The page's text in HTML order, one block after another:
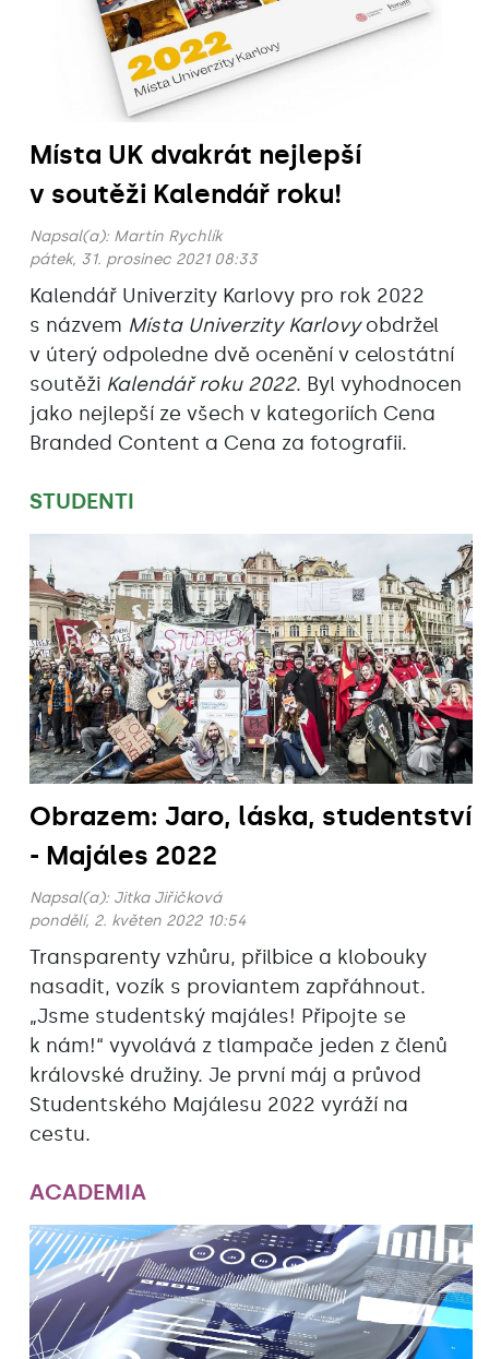
Místa UK dvakrát nejlepší
v soutěži Kalendář roku!
Napsal(a): Martin Rychlík
pátek, 31. prosinec 2021 08:33
Kalendář Univerzity Karlovy pro rok 2022
s názvem Místa Univerzity Karlovyobdržel
v úterý odpoledne dvě ocenění v celostátní
soutěži Kalendář roku 2022. Byl vyhodnocen
jako nejlepší ze všech v kategoriích Cena
Branded Content a Cena za fotografii.
STUDENTI
Obrazem: Jaro, láska, studentství
- Majáles 2022
Napsal(a): Jitka Jiřičková
pondělí, 2. květen 2022 10:54
Transparenty vzhůru, přilbice a klobouky
nasadit, vozík s proviantem zapřáhnout.
„Jsme studentský majáles! Připojte se
k nám!“ vyvolává z tlampače jeden z členů
královské družiny. Je první máj a průvod
Studentského Majálesu 2022 vyráží na
cestu.
ACADEMIA